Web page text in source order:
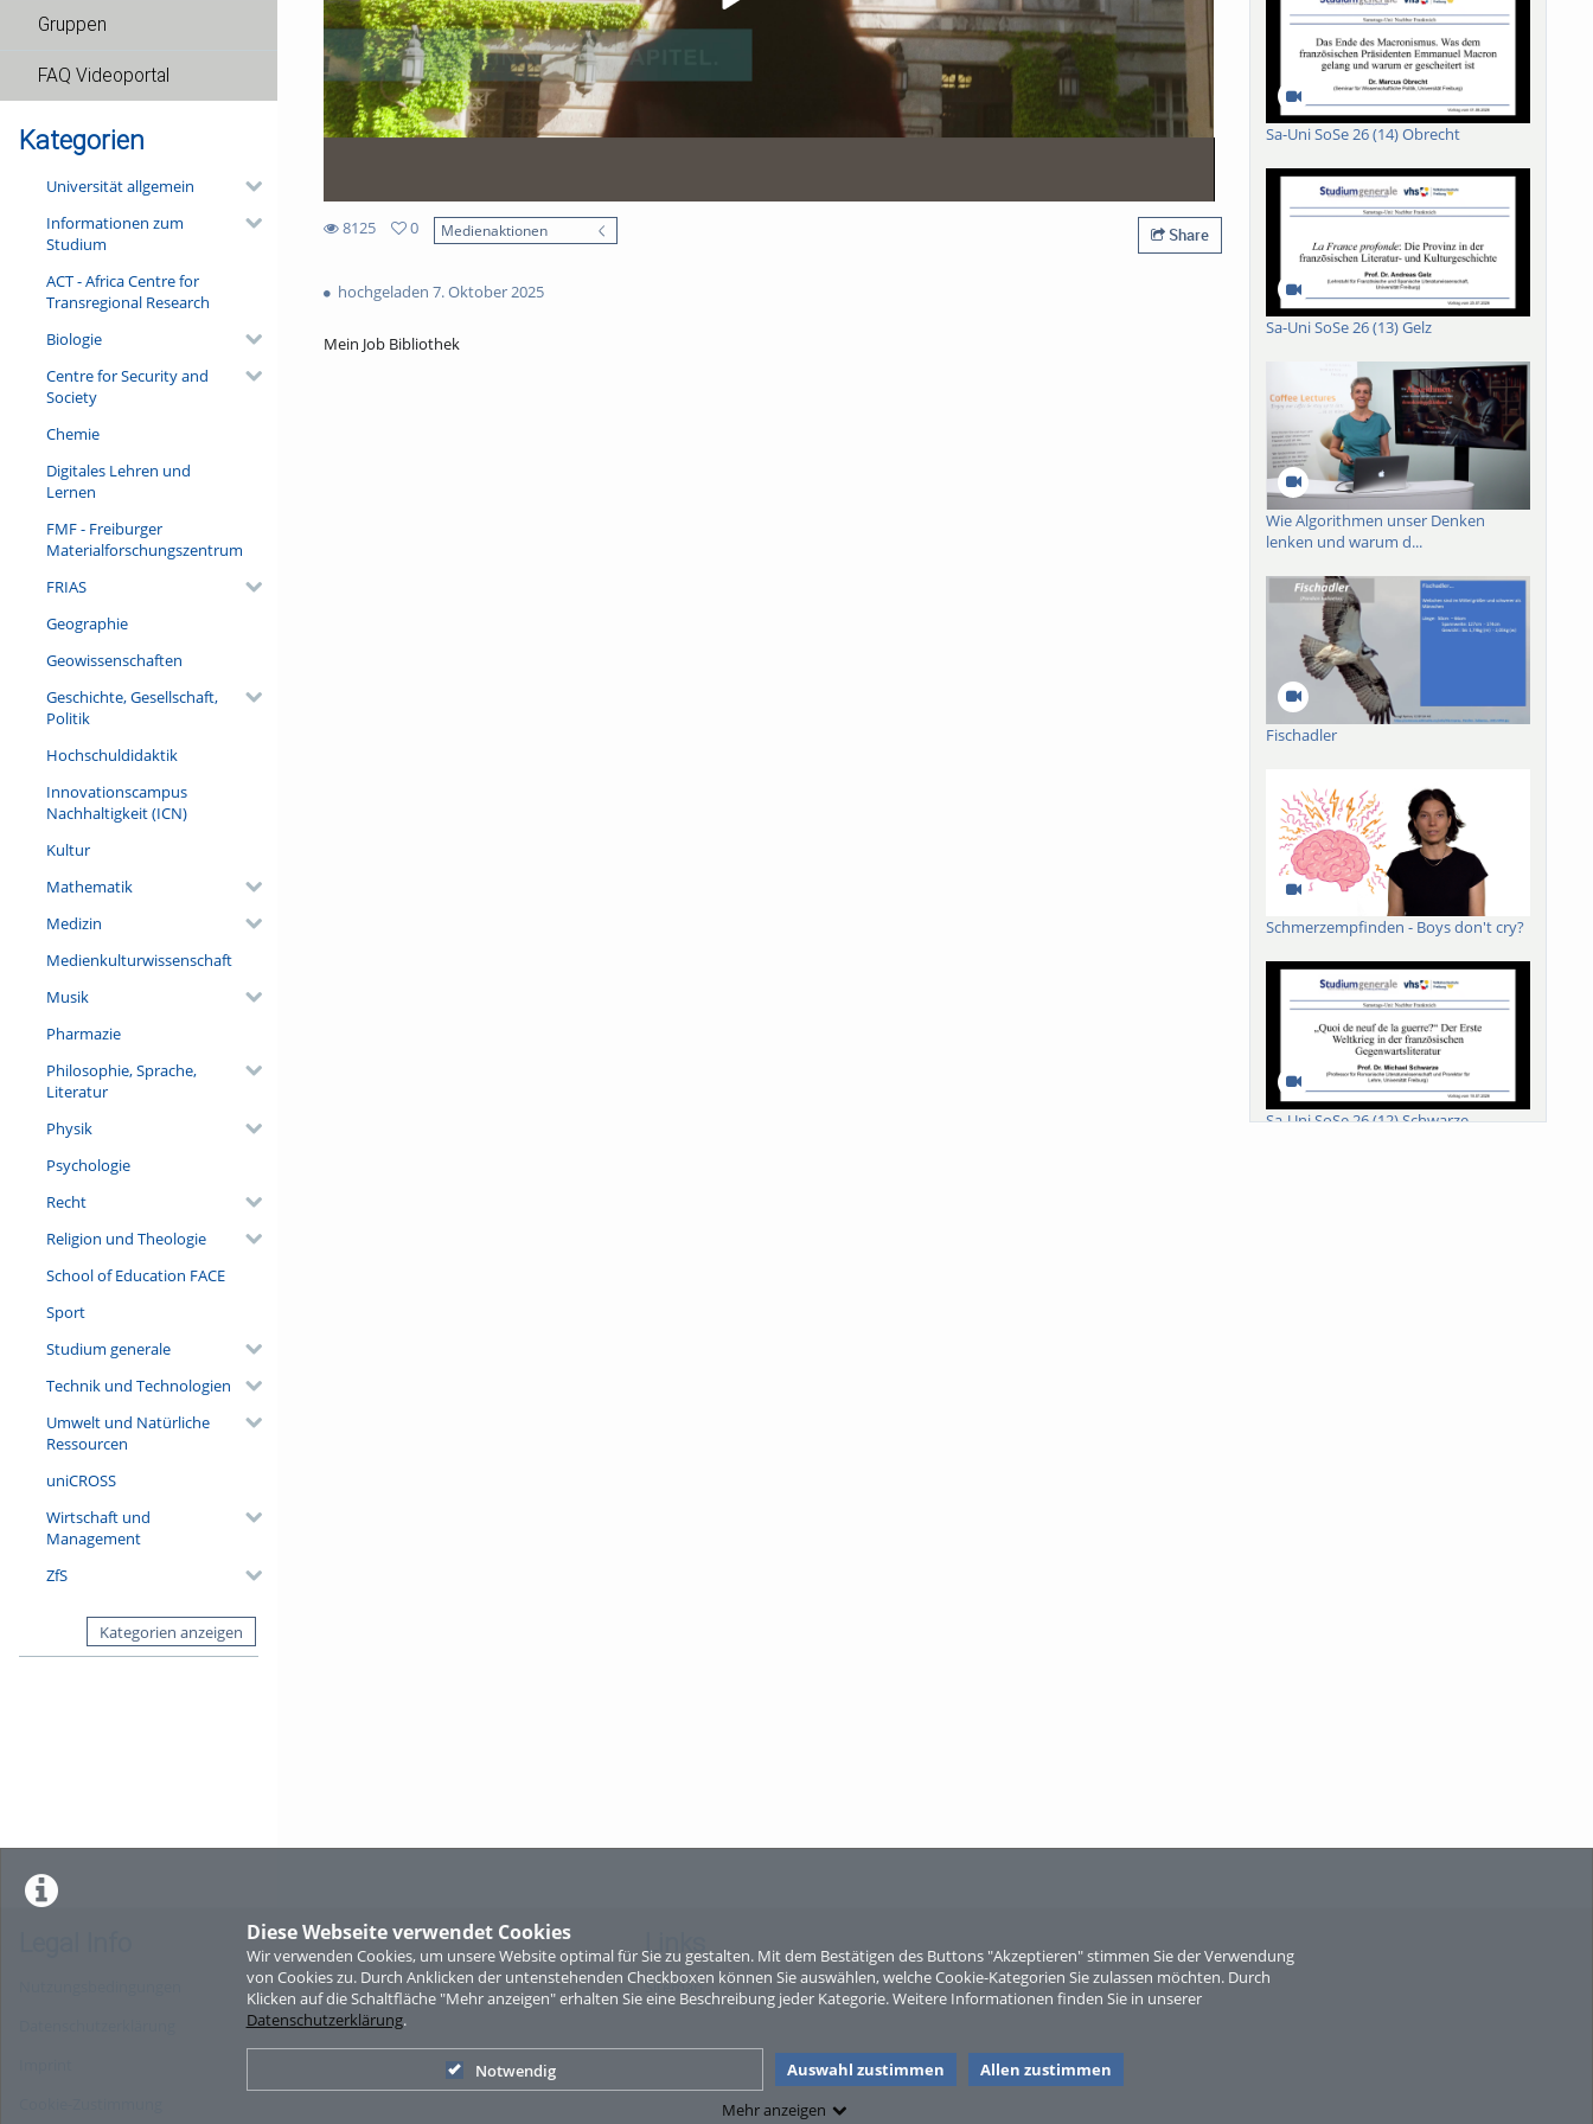
Diese Webseite verwendet Cookies
Wir verwenden Cookies, um unsere Website optimal für Sie zu gestalten. Mit dem Bestätigen des Buttons "Akzeptieren" stimmen Sie der Verwendung
von Cookies zu. Durch Anklicken der untenstehenden Checkboxen können Sie auswählen, welche Cookie-Kategorien Sie zulassen möchten. Durch
Klicken auf die Schaltfläche "Mehr anzeigen" erhalten Sie eine Beschreibung jeder Kategorie. Weitere Informationen finden Sie in unserer
Datenschutzerklärung.
Notwendig Auswahl zustimmen
Allen zustimmen
Mehr anzeigen
Gruppen
FAQ Videoportal
Kategorien
Universität allgemein
Informationen zum
Studium
ACT - Africa Centre for
Transregional Research
Biologie
Centre for Security and
Society
Chemie
Digitales Lehren und
Lernen
FMF - Freiburger
Materialforschungszentrum
FRIAS
Geographie
Geowissenschaften
Geschichte, Gesellschaft,
Politik
Hochschuldidaktik
Innovationscampus
Nachhaltigkeit (ICN)
Kultur
Mathematik
Medizin
Medienkulturwissenschaft
Musik
Pharmazie
Philosophie, Sprache,
Literatur
Physik
Psychologie
Recht
Religion und Theologie
School of Education FACE
Sport
Studium generale
Technik und Technologien
Umwelt und Natürliche
Ressourcen
uniCROSS
Wirtschaft und
Management
ZfS
Kategorien anzeigen
8125
views
0
Medienaktionen Share
hochgeladen 7. Oktober 2025
Mein Job Bibliothek
Sa-Uni SoSe 26 (14) Obrecht
Sa-Uni SoSe 26 (13) Gelz
Wie Algorithmen unser Denken
lenken und warum d...
Fischadler
Schmerzempfinden - Boys don't cry?
Sa-Uni SoSe 26 (12) Schwarze
Sperber
Links
Sitemap